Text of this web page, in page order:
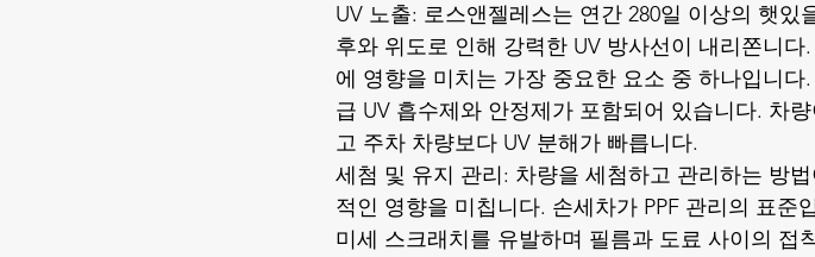
UV 노출: 로스앤젤레스는 연간 280일 이상의 햇
후와 위도로 인해 강력한 UV 방사선이 내리쫀니다
에 영향을 미치는 가장 중요한 요소 중 하나입니
급 UV 흡수제와 안정제가 포함되어 있습니다. 차
고 주차 차량보다 UV 분해가 빠릅니다.
세첨 및 유지 관리: 차량을 세첨하고 관리하는 방
적인 영향을 미칩니다. 손세차가 PPF 관리의 표준
미세 스크래치를 유발하며 필름과 도료 사이의 접